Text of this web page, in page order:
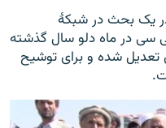
یک بحث در شبکۀ
سی در ماه دلو سال گذشته
تعدیل شده و برای توشیح